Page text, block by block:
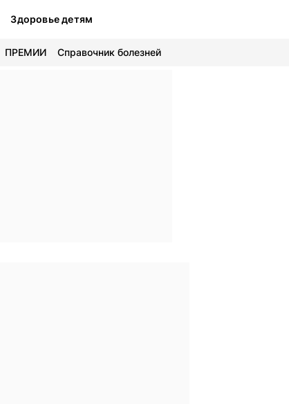
Здоровье детям
ПРЕМИИ Справочник болезней